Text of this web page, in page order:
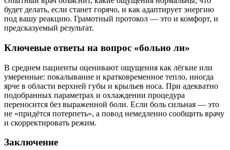
будет делать, если станет горячо, и как адаптирует энергию
под вашу реакцию. Грамотный протокол — это и комфорт, и
предсказуемый результат.
Ключевые ответы на вопрос «больно ли»
В среднем пациенты оценивают ощущения как лёгкие или
умеренные: покалывание и кратковременное тепло, иногда
ярче в области верхней губы и крыльев носа. При адекватно
подобранных параметрах и охлаждении процедура
переносится без выраженной боли. Если боль сильная — это
не «придётся потерпеть», а повод немедленно сообщить врачу
и скорректировать режим.
Заключение